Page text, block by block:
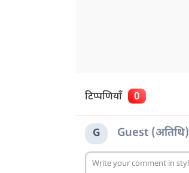
टिप्पणियाँ 0
G Guest (अतिथि)